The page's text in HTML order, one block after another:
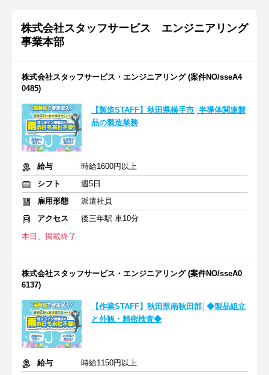
株式会社スタッフサービス エンジニアリング
事業本部
株式会社スタッフサービス・エンジニアリング (案件NO/sseA4
0485)
【製造STAFF】秋田県横手市│半導体関連製
品の製造業務
給与
時給1600円以上
シフト
週5日
雇用形態
派遣社員
アクセス
後三年駅 車10分
本日、掲載終了
株式会社スタッフサービス・エンジニアリング (案件NO/sseA0
6137)
【作業STAFF】秋田県南秋田郡│◆製品組立
と外観・精密検査◆
給与
時給1150円以上